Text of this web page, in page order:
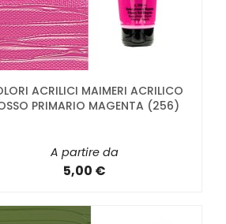
ACRILICI MAIMERI ACRILICO
PRIMARIO MAGENTA (256)
A partire da
5,00 €